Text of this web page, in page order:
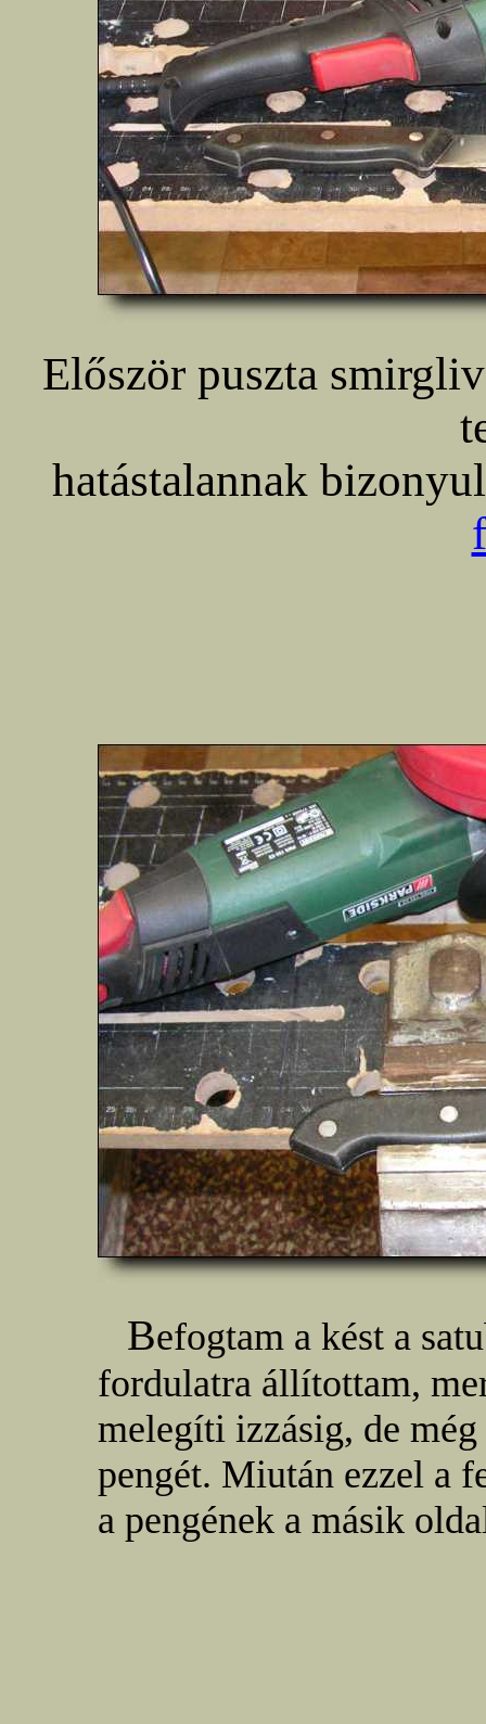
Először puszta
hatástalannak
Befogtam a kést a
fordulatra állítottam,
melegíti izzásig, de még
pengét. Miután ezzel a
a pengének a másik